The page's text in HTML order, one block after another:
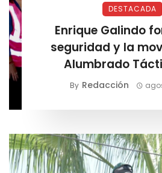
DESTACADA
Enrique Galindo
seguridad y la
Alumbrado
Corredor
By Redacción